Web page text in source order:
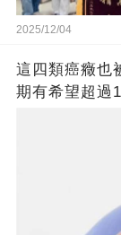
2025/12/04
這四類癌癥也
期有希望超過